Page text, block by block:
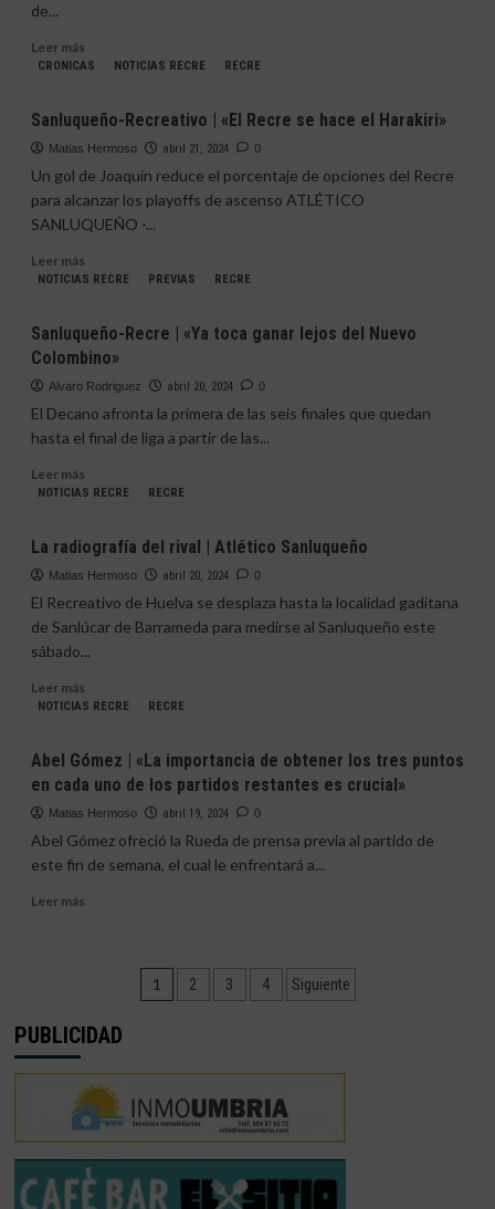
verdiblanca
Palmar»
de...
Leer másLeer
más
ya
es
una
realidad
CRONICAS NOTICIAS RECRE RECRE
Sanluqueño-Recreativo | «El Recre se hace el Harakiri»
Matias Hermoso abril 21, 2024 0
Un gol de Joaquín reduce el porcentaje de opciones del Recre
para alcanzar los playoffs de ascenso ATLÉTICO
SANLUQUEÑO -...
Leer másLeer
más
Recreativo
|
«El
Recre
hace
Harakiri»
NOTICIAS RECRE PREVIAS RECRE
Sanluqueño-Recre | «Ya toca ganar lejos del Nuevo
Colombino»
Alvaro Rodriguez abril 20, 2024 0
El Decano afronta la primera de las seis finales que quedan
hasta el final de liga a partir de las...
Leer másLeer
más
Recre
«Ya
toca
lejos
Nuevo
NOTICIAS RECRE RECRE
La radiografía del rival | Atlético Sanluqueño
Matias Hermoso abril 20, 2024 0
El Recreativo de Huelva se desplaza hasta la localidad gaditana
de Sanlúcar de Barrameda para medirse al Sanluqueño este
sábado...
Leer másLeer
más
radiografía
del
rival
|
Sanluqueño
NOTICIAS RECRE RECRE
Abel Gómez | «La importancia de obtener los tres puntos
en cada uno de los partidos restantes es crucial»
Matias Hermoso abril 19, 2024 0
Abel Gómez ofreció la Rueda de prensa previa al partido de
este fin de semana, el cual le enfrentará a...
Leer másLeer
«La
importancia
obtener
los
tres
en
cada
Paginación
1 2 3 4 Siguiente
PUBLICIDAD